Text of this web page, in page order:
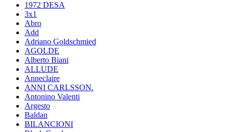
1972 DESA
3x1
Abro
Add
Adriano Goldschmied
AGOLDE
Alberto Biani
ALLUDE
Anneclaire
ANNI CARLSSON.
Antonino Valenti
Argesto
Baldan
BILANCIONI